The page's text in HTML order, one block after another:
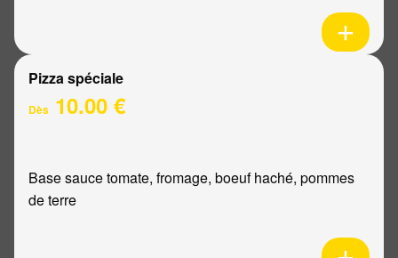
Pizza spéciale
Dès 10.00 €
Base sauce tomate, fromage, boeuf haché, pommes
de terre